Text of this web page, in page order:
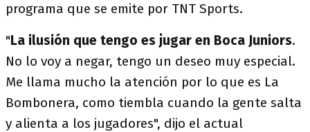
programa que se emite por TNT Sports.
"La ilusión que tengo es jugar en Boca Juniors.
No lo voy a negar, tengo un deseo muy especial.
Me llama mucho la atención por lo que es La
Bombonera, como tiembla cuando la gente salta
y alienta a los jugadores", dijo el actual